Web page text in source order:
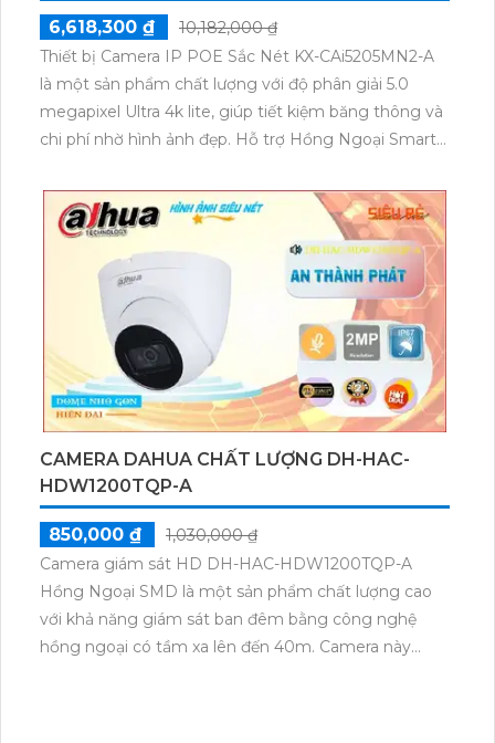
6,618,300 ₫
10,182,000 ₫
Thiết bị Camera IP POE Sắc Nét KX-CAi5205MN2-A
là một sản phẩm chất lượng với độ phân giải 5.0
megapixel Ultra 4k lite, giúp tiết kiệm băng thông và
chi phí nhờ hình ảnh đẹp. Hỗ trợ Hồng Ngoại Smart
thiết kế lắp đặt ngoài trời, thân kim loại chắc chắn và
chịu được thời tiết khắc nghiệt. Ứng dụng công nghệ
IP POE, hình ảnh sẽ không bị giảm chất lượng.
Ngoài ra, Camera IP này còn tích hợp khả năng sử
dụng Công Nghệ AI và thích hợp cho các dự án cao
CAMERA DAHUA CHẤT LƯỢNG DH-HAC-
HDW1200TQP-A
850,000 ₫
1,030,000 ₫
Camera giám sát HD DH-HAC-HDW1200TQP-A
Hồng Ngoại SMD là một sản phẩm chất lượng cao
với khả năng giám sát ban đêm bằng công nghệ
hồng ngoại có tầm xa lên đến 40m. Camera này